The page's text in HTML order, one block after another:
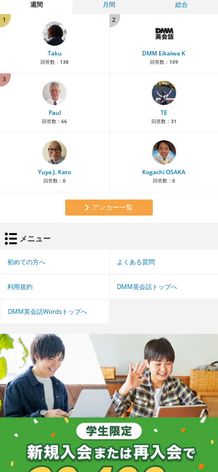
週間 月間
総合
1
Taku
回答数： 138
2
DMM Eikaiwa K
回答数： 109
3
Paul
回答数： 66
TE
回答数： 31
Yuya J. Kato
回答数： 0
Kogachi OSAKA
回答数： 0
アンカー一覧
メニュー
初めての方へ よくある質問
利用規約 DMM英会話トップへ
DMM英会話Wordsトップへ